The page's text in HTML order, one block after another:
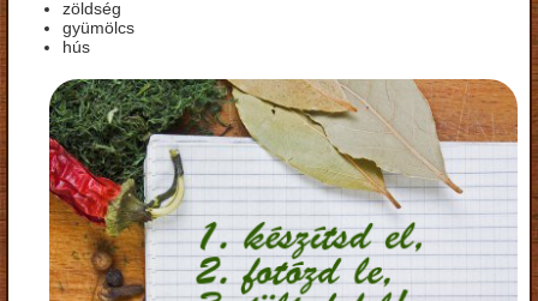
zöldség
gyümölcs
hús